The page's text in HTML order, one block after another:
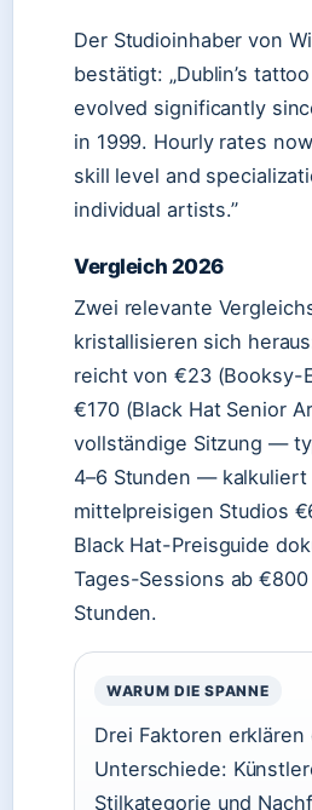
Der Studioinhaber von
bestätigt: „Dublin’s
evolved significantly
in 1999. Hourly rates
skill level and
individual artists.”
Vergleich 2026
Zwei relevante
kristallisieren sich
reicht von €23 (Booksy-
€170 (Black Hat Senior
vollständige Sitzung —
4–6 Stunden — kalkuliert
mittelpreisigen Studios
Black Hat-Preisguide
Tages-Sessions ab €800
Stunden.
WARUM DIE SPANNE
Drei Faktoren erklären
Unterschiede:
Stilkategorie und